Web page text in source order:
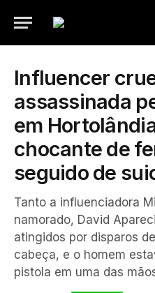
Influencer
assassinada
em
chocante de
seguido de
Tanto a influenciadora
namorado, David
atingidos por disparos
cabeça, e o homem
pistola em uma das